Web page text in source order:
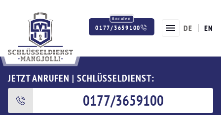
0177/3659100 DE EN
JETZT ANRUFEN | SCHLÜSSELDIENST:
0177/3659100